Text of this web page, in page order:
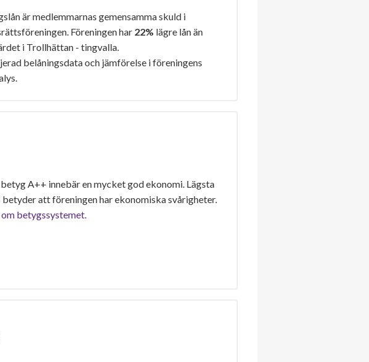
är medlemmarnas gemensamma skuld i
Föreningen har 22% lägre lån än
i Trollhättan - tingvalla.
belåningsdata och jämförelse i föreningens
A++ innebär en mycket god ekonomi. Lägsta
betyder att föreningen har ekonomiska svårigheter.
om betygssystemet.